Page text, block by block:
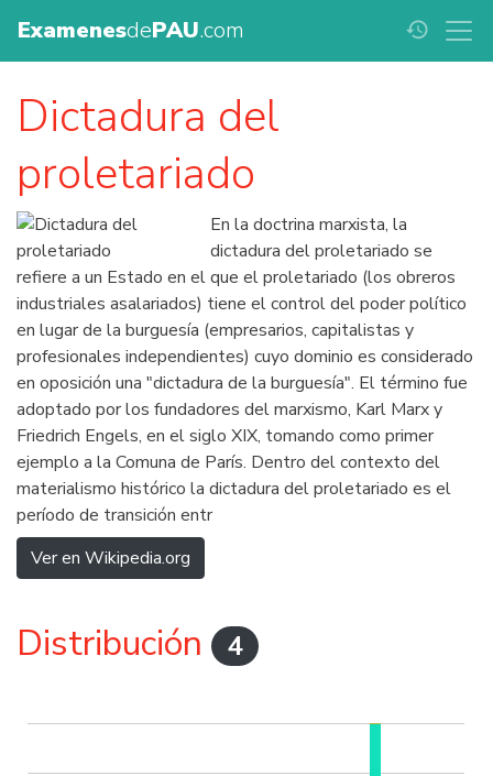
ExamenesdePAU.com history
Dictadura del
proletariado
En la doctrina marxista, la
dictadura del proletariado se
refiere a un Estado en el que el proletariado (los obreros
industriales asalariados) tiene el control del poder político
en lugar de la burguesía (empresarios, capitalistas y
profesionales independientes) cuyo dominio es considerado
en oposición una "dictadura de la burguesía". El término fue
adoptado por los fundadores del marxismo, Karl Marx y
Friedrich Engels, en el siglo XIX, tomando como primer
ejemplo a la Comuna de París. Dentro del contexto del
materialismo histórico la dictadura del proletariado es el
período de transición entr
Ver en Wikipedia.org
Distribución 4